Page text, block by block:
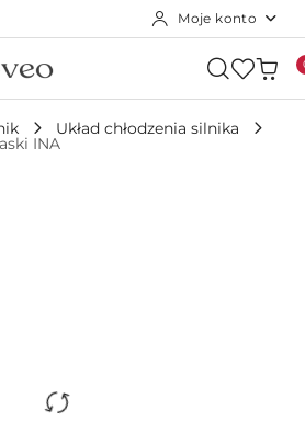
Moje konto
Układ chłodzenia silnika
INA